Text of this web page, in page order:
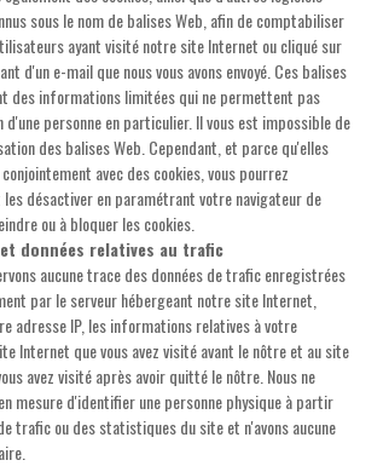
sous le nom de balises Web, afin de comptabiliser
ayant visité notre site Internet ou cliqué sur
d'un e-mail que nous vous avons envoyé. Ces balises
des informations limitées qui ne permettent pas
personne en particulier. Il vous est impossible de
des balises Web. Cependant, et parce qu'elles
avec des cookies, vous pourrez
désactiver en paramétrant votre navigateur de
ou à bloquer les cookies.
données relatives au trafic
aucune trace des données de trafic enregistrées
par le serveur hébergeant notre site Internet,
adresse IP, les informations relatives à votre
Internet que vous avez visité avant le nôtre et au site
avez visité après avoir quitté le nôtre. Nous ne
mesure d'identifier une personne physique à partir
trafic ou des statistiques du site et n'avons aucune